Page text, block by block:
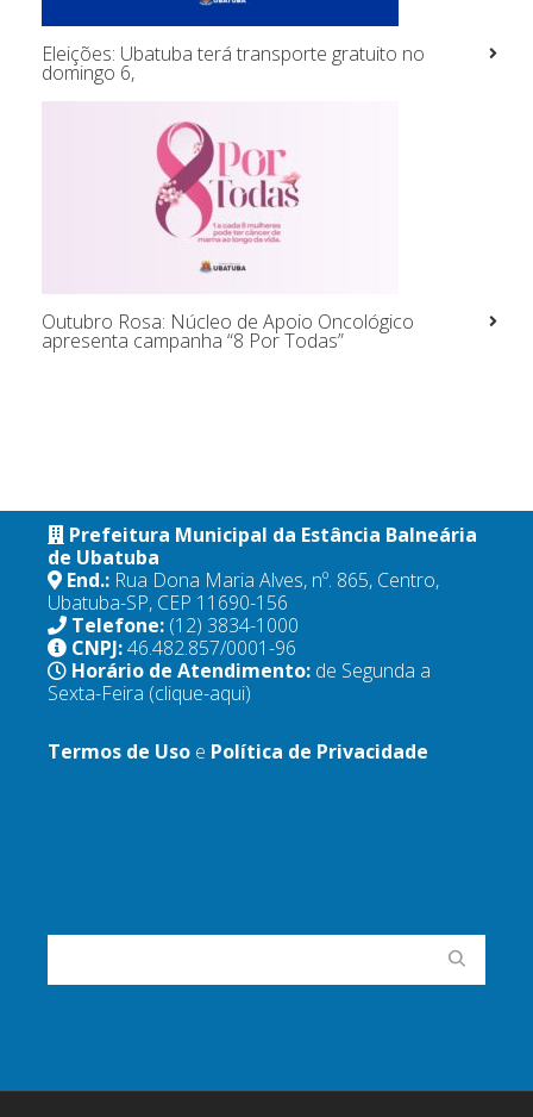
Eleições: Ubatuba terá transporte gratuito no
domingo 6,
Outubro Rosa: Núcleo de Apoio Oncológico
apresenta campanha “8 Por Todas”
Prefeitura Municipal da Estância Balneária
de Ubatuba
End.: Rua Dona Maria Alves, nº. 865, Centro,
Ubatuba-SP, CEP 11690-156
Telefone: (12) 3834-1000
CNPJ:46.482.857/0001-96
Horário de Atendimento: de Segunda a
Sexta-Feira (clique-aqui)
Termos de Uso e Política de Privacidade